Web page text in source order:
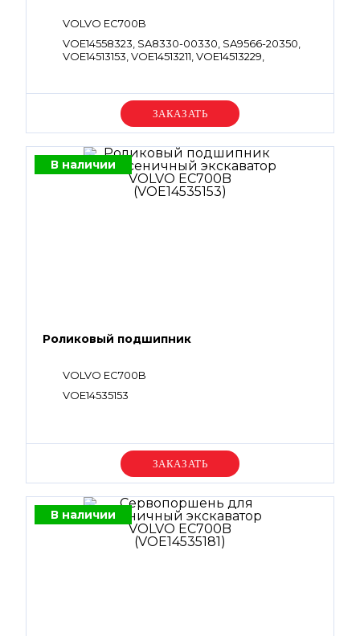
VOLVO EC700B
VOE14558323, SA8330-00330, SA9566-20350,
VOE14513153, VOE14513211, VOE14513229,
VOE14535185, VOE14535360, VOE14557146,
VOE14597149, VOE14557147, VOE14597198,
SA8230-00421, VOE14625240, SA9566-10200,
VOE14625242, SA9566-10280, VOE14625243,
SA9566-10150, VOE14625244, SA9566-1010A,
VOE14625246, SA9566-10180, VOE14880812,
VOE14880814, VOE14880816, VOE14880817,
VOE14880818, VOE14880820, VOE14882297,
SA8230-02061, VOE983495, VOE983497,
VOE990756 , VOE13948700, VOE994122,
Уточняйте цену
В наличии
Роликовый подшипник
VOLVO EC700B
VOE14535153
Уточняйте цену
В наличии